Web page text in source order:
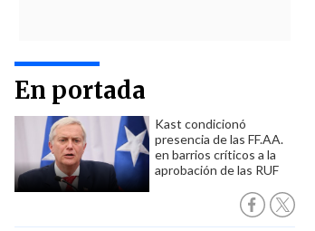
En portada
Kast condicionó
presencia de las FF.AA.
en barrios críticos a la
aprobación de las RUF